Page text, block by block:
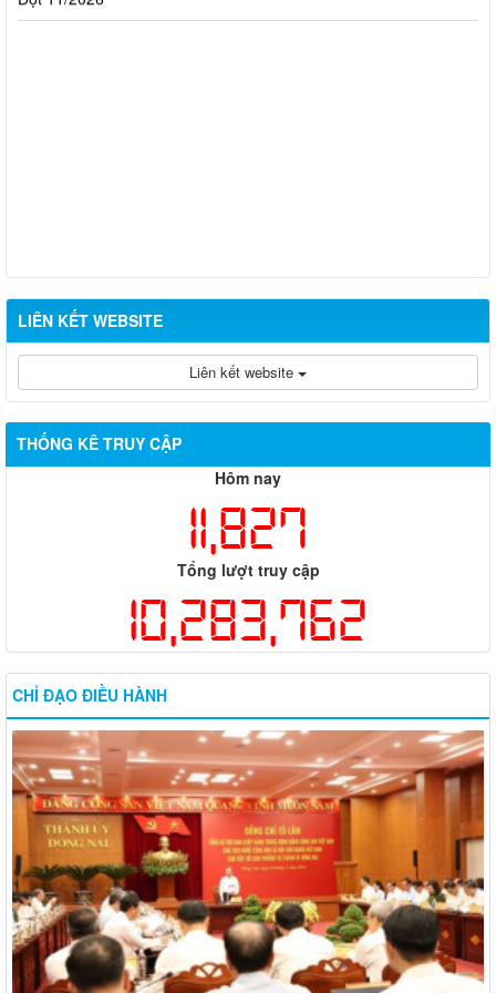
LIÊN KẾT WEBSITE
Liên kết website
THỐNG KÊ TRUY CẬP
Hôm nay
11,827
Tổng lượt truy cập
10,283,762
CHỈ ĐẠO ĐIỀU HÀNH